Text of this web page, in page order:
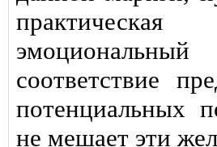
соответствие
потенциальных
не мешает эти